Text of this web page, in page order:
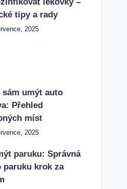
tipy a rady
2025
sám umýt auto
Přehled
míst
2025
paruku: Správná
paruku krok za